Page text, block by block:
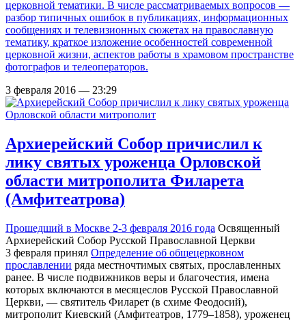
церковной тематики. В числе рассматриваемых вопросов —
разбор типичных ошибок в публикациях, информационных
сообщениях и телевизионных сюжетах на православную
тематику, краткое изложение особенностей современной
церковной жизни, аспектов работы в храмовом пространстве
фотографов и телеоператоров.
3 февраля 2016 — 23:29
Архиерейский Собор причислил к
лику святых уроженца Орловской
области митрополита Филарета
(Амфитеатрова)
Прошедший в Москве 2-3 февраля 2016 года Освященный
Архиерейский Собор Русской Православной Церкви
3 февраля принял Определение об общецерковном
прославлении ряда местночтимых святых, прославленных
ранее. В числе подвижников веры и благочестия, имена
которых включаются в месяцеслов Русской Православной
Церкви, — святитель Филарет (в схиме Феодосий),
митрополит Киевский (Амфитеатров, 1779–1858), уроженец